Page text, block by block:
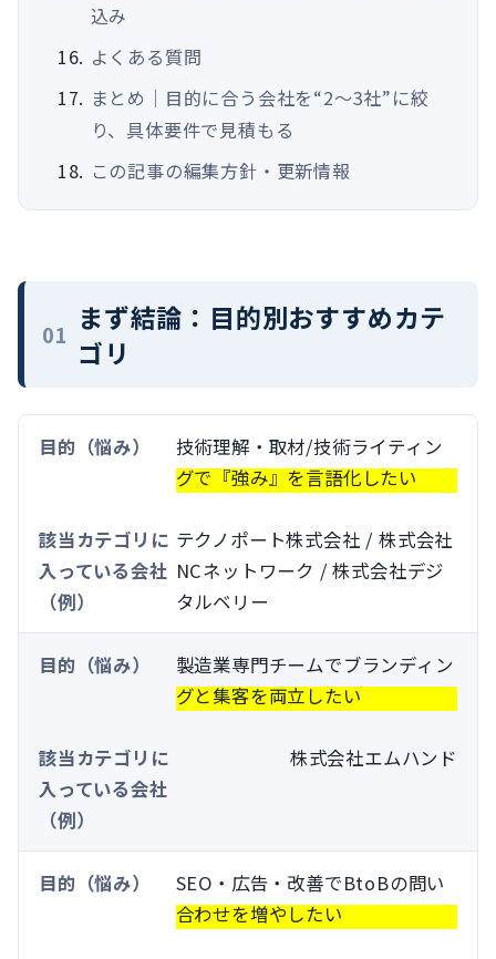
込み
よくある質問
まとめ｜目的に合う会社を“2〜3社”に絞
り、具体要件で見積もる
この記事の編集方針・更新情報
まず結論：目的別おすすめカテ
ゴリ
技術理解・取材/技術ライティン
グで『強み』を言語化したい
テクノポート株式会社 / 株式会社
NCネットワーク / 株式会社デジ
タルベリー
製造業専門チームでブランディン
グと集客を両立したい
株式会社エムハンド
SEO・広告・改善でBtoBの問い
合わせを増やしたい